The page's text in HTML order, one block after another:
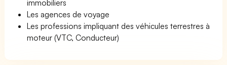
immobiliers
Les agences de voyage
Les professions impliquant des véhicules terrestres à
moteur (VTC, Conducteur)